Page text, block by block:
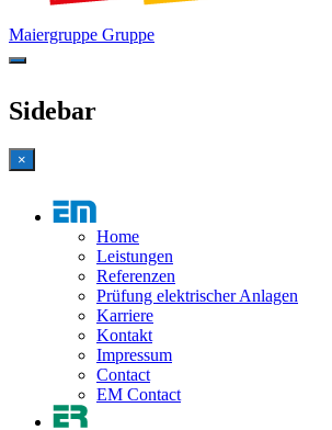
Maiergruppe Gruppe
Sidebar
×
Home
Leistungen
Referenzen
Prüfung elektrischer Anlagen
Karriere
Kontakt
Impressum
Contact
EM Contact